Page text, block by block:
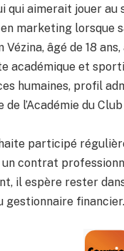
qui aimerait jouer
marketing lorsque
Vézina, âgé de 18
académique et
humaines, profil
l’Académie du
participé
contrat
il espère rester
gestionnaire financier.